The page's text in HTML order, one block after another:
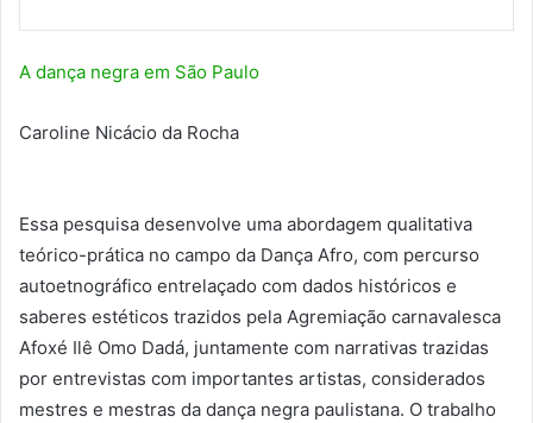
A dança negra em São Paulo
Caroline Nicácio da Rocha
Essa pesquisa desenvolve uma abordagem qualitativa
teórico-prática no campo da Dança Afro, com percurso
autoetnográfico entrelaçado com dados históricos e
saberes estéticos trazidos pela Agremiação carnavalesca
Afoxé Ilê Omo Dadá, juntamente com narrativas trazidas
por entrevistas com importantes artistas, considerados
mestres e mestras da dança negra paulistana. O trabalho